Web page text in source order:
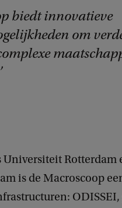
biedt innovatieve
om
Universiteit
is de Macroscoop